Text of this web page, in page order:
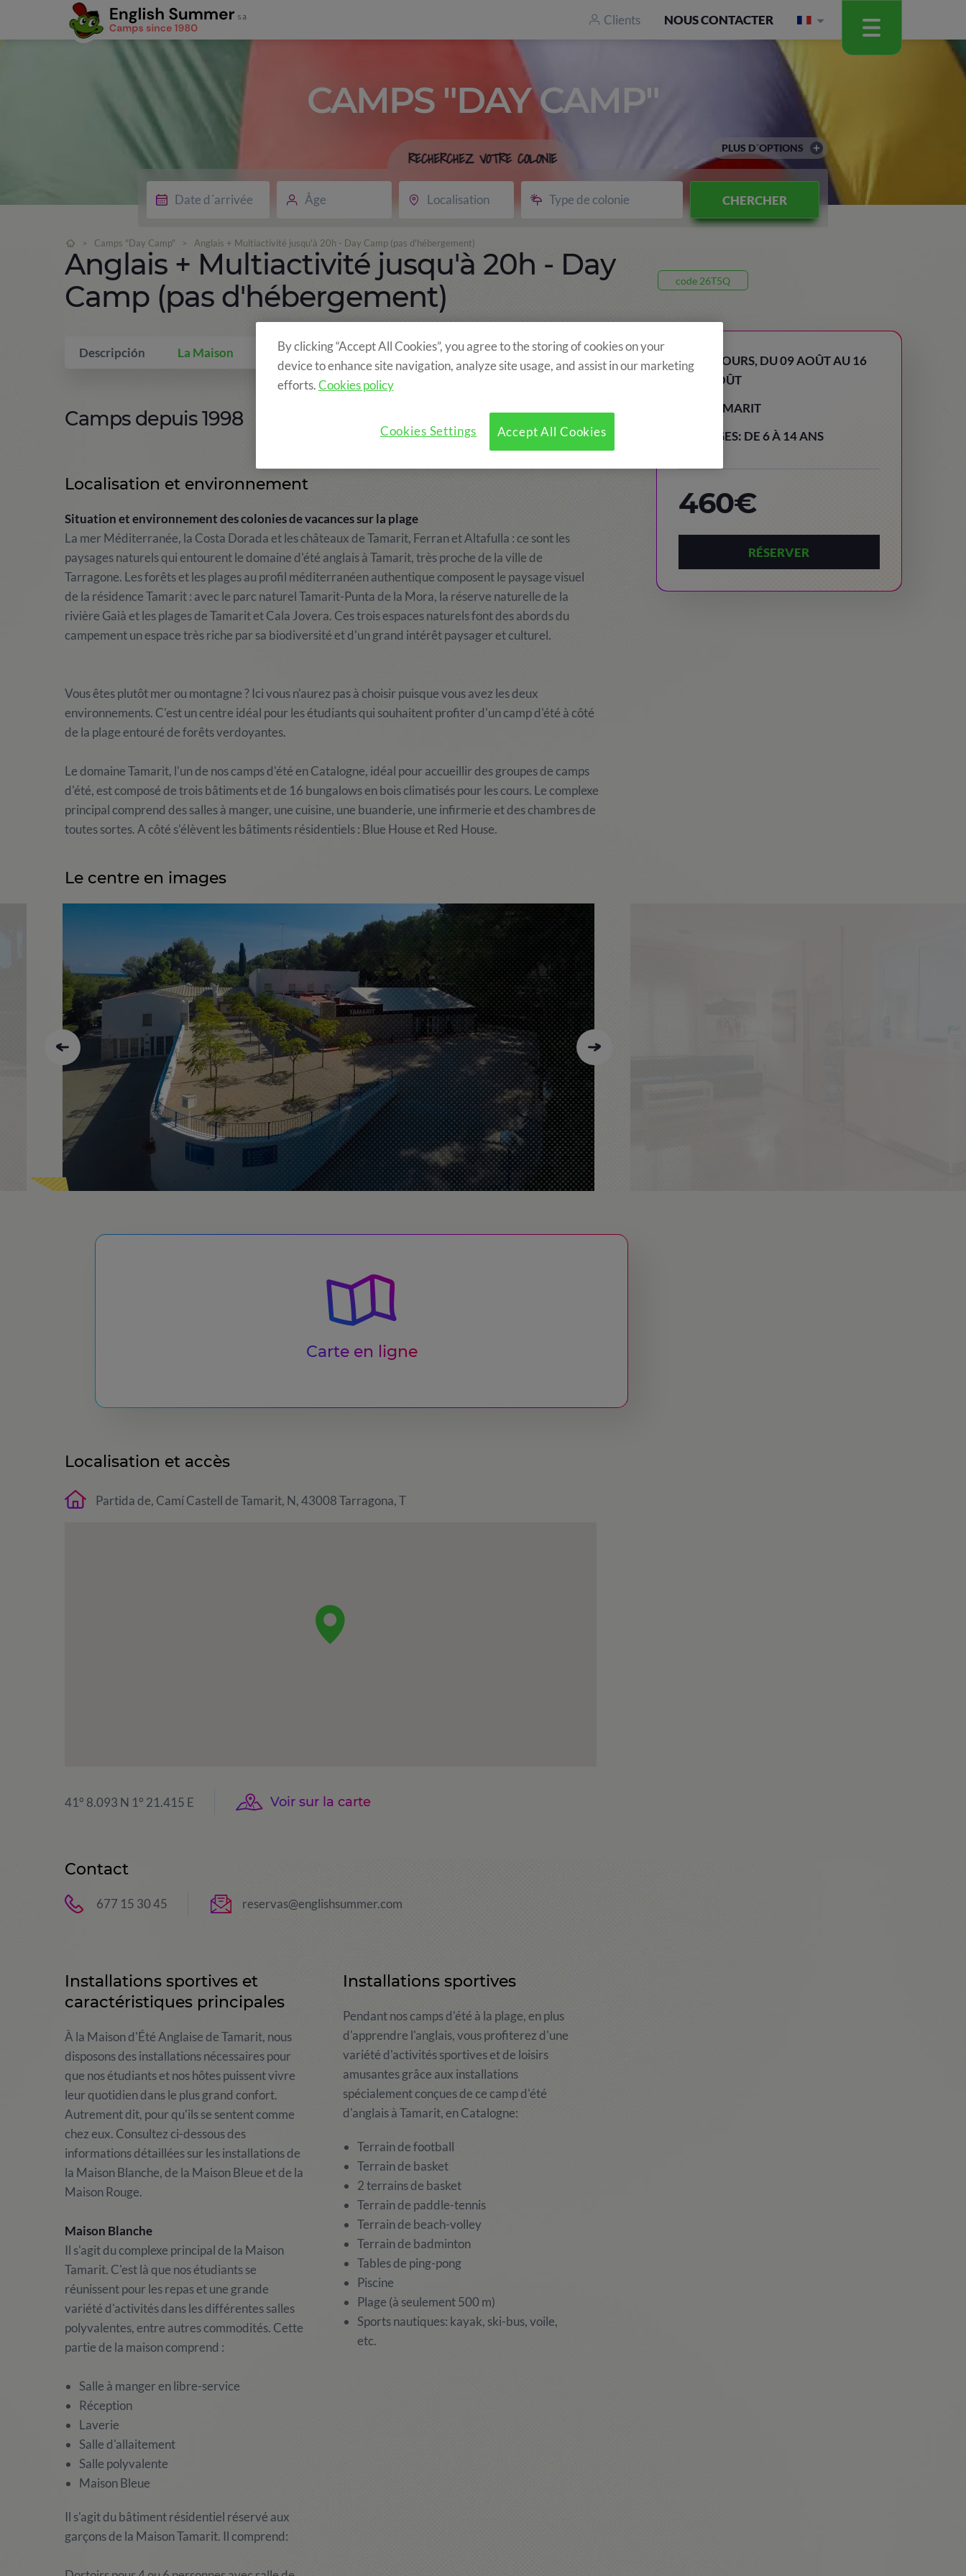
Clients NOUS CONTACTER
CAMPS "DAY CAMP"
RECHERCHEZ VOTRE COLONIE
Âge Localisation Type de colonie CHERCHER
PLUS D´OPTIONS
> Camps "Day Camp" > Anglais + Multiactivité jusqu'à 20h - Day Camp (pas d'hébergement)
Anglais + Multiactivité jusqu'à 20h - Day
Camp (pas d'hébergement)
code 26T5Q
Descripción La Maison Qui inclus? Programme Activités Optionnelles
8 JOURS, DU 09 AOÛT AU 16
AOÛT
TAMARIT
AGES: DE 6 À 14 ANS
460€
RÉSERVER
Camps depuis 1998
Localisation et environnement
Situation et environnement des colonies de vacances sur la plage
La mer Méditerranée, la Costa Dorada et les châteaux de Tamarit, Ferran et Altafulla : ce sont les
paysages naturels qui entourent le domaine d'été anglais à Tamarit, très proche de la ville de
Tarragone. Les forêts et les plages au profil méditerranéen authentique composent le paysage visuel
de la résidence Tamarit : avec le parc naturel Tamarit-Punta de la Mora, la réserve naturelle de la
rivière Gaià et les plages de Tamarit et Cala Jovera. Ces trois espaces naturels font des abords du
campement un espace très riche par sa biodiversité et d'un grand intérêt paysager et culturel.
Vous êtes plutôt mer ou montagne ? Ici vous n'aurez pas à choisir puisque vous avez les deux
environnements. C'est un centre idéal pour les étudiants qui souhaitent profiter d'un camp d'été à côté
de la plage entouré de forêts verdoyantes.
Le domaine Tamarit, l'un de nos camps d'été en Catalogne, idéal pour accueillir des groupes de camps
d'été, est composé de trois bâtiments et de 16 bungalows en bois climatisés pour les cours. Le complexe
principal comprend des salles à manger, une cuisine, une buanderie, une infirmerie et des chambres de
toutes sortes. A côté s'élèvent les bâtiments résidentiels : Blue House et Red House.
Le centre en images
Carte en ligne
Localisation et accès
Partida de, Camí Castell de Tamarit, N, 43008 Tarragona, T
41° 8.093 N 1° 21.415 E Voir sur la carte
Contact
677 15 30 45 reservas@englishsummer.com
Installations sportives et
caractéristiques principales
À la Maison d'Été Anglaise de Tamarit, nous
disposons des installations nécessaires pour
que nos étudiants et nos hôtes puissent vivre
leur quotidien dans le plus grand confort.
Autrement dit, pour qu'ils se sentent comme
chez eux. Consultez ci-dessous des
informations détaillées sur les installations de
la Maison Blanche, de la Maison Bleue et de la
Maison Rouge.
Maison Blanche
Il s'agit du complexe principal de la Maison
Tamarit. C'est là que nos étudiants se
réunissent pour les repas et une grande
variété d'activités dans les différentes salles
polyvalentes, entre autres commodités. Cette
partie de la maison comprend :
Salle à manger en libre-service
Réception
Laverie
Salle d'allaitement
Salle polyvalente
Maison Bleue
Il s'agit du bâtiment résidentiel réservé aux
garçons de la Maison Tamarit. Il comprend:
Installations sportives
Pendant nos camps d'été à la plage, en plus
d'apprendre l'anglais, vous profiterez d'une
variété d'activités sportives et de loisirs
amusantes grâce aux installations
spécialement conçues de ce camp d'été
d'anglais à Tamarit, en Catalogne:
Terrain de football
Terrain de basket
2 terrains de basket
Terrain de paddle-tennis
Terrain de beach-volley
Terrain de badminton
Tables de ping-pong
Piscine
Plage (à seulement 500 m)
Sports nautiques: kayak, ski-bus, voile,
etc.
By clicking “Accept All Cookies”, you agree to the storing of cookies on your
device to enhance site navigation, analyze site usage, and assist in our marketing
efforts.Cookies policy
Accept All Cookies
Cookies Settings